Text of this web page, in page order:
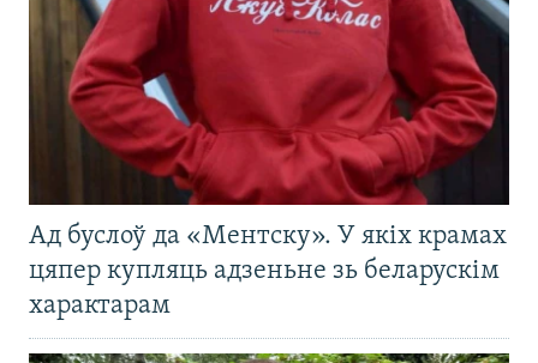
Ад буслоў да «Ментску». У якіх крамах
цяпер купляць адзеньне зь беларускім
характарам